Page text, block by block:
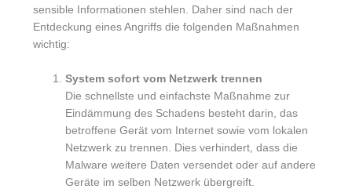
sensible Informationen stehlen. Daher sind nach der
Entdeckung eines Angriffs die folgenden Maßnahmen
wichtig:
System sofort vom Netzwerk trennen
Die schnellste und einfachste Maßnahme zur
Eindämmung des Schadens besteht darin, das
betroffene Gerät vom Internet sowie vom lokalen
Netzwerk zu trennen. Dies verhindert, dass die
Malware weitere Daten versendet oder auf andere
Geräte im selben Netzwerk übergreift.